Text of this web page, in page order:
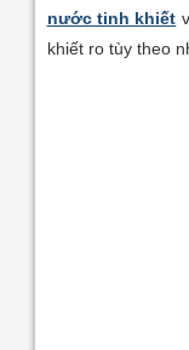
nước tinh khiết
khiết ro tùy theo